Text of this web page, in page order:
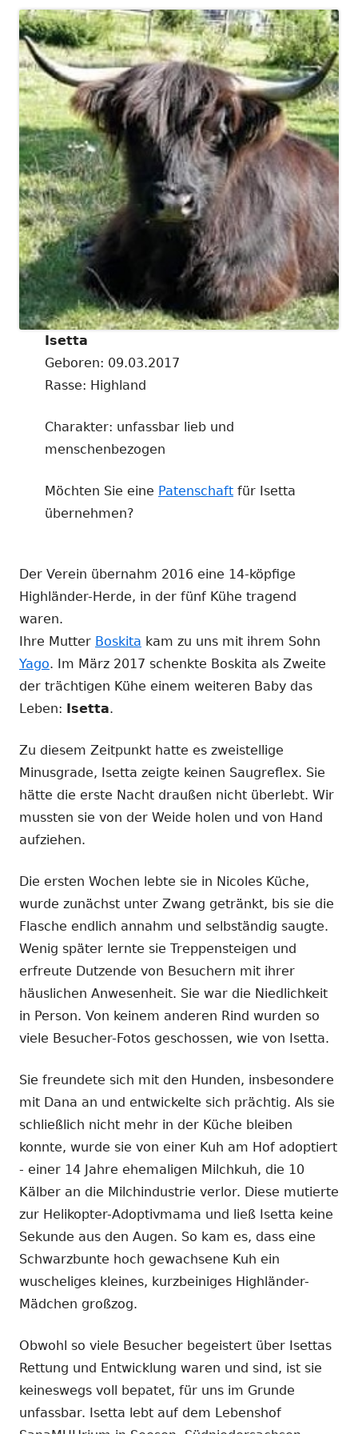
Isetta
Geboren: 09.03.2017
Rasse: Highland
Charakter: unfassbar lieb und
menschenbezogen
Möchten Sie eine Patenschaft für Isetta
übernehmen?
Der Verein übernahm 2016 eine 14-köpfige
Highländer-Herde, in der fünf Kühe tragend
waren.
Ihre Mutter Boskita kam zu uns mit ihrem Sohn
Yago. Im März 2017 schenkte Boskita als Zweite
der trächtigen Kühe einem weiteren Baby das
Leben: Isetta.
Zu diesem Zeitpunkt hatte es zweistellige
Minusgrade, Isetta zeigte keinen Saugreflex. Sie
hätte die erste Nacht draußen nicht überlebt. Wir
mussten sie von der Weide holen und von Hand
aufziehen.
Die ersten Wochen lebte sie in Nicoles Küche,
wurde zunächst unter Zwang getränkt, bis sie die
Flasche endlich annahm und selbständig saugte.
Wenig später lernte sie Treppensteigen und
erfreute Dutzende von Besuchern mit ihrer
häuslichen Anwesenheit. Sie war die Niedlichkeit
in Person. Von keinem anderen Rind wurden so
viele Besucher-Fotos geschossen, wie von Isetta.
Sie freundete sich mit den Hunden, insbesondere
mit Dana an und entwickelte sich prächtig. Als sie
schließlich nicht mehr in der Küche bleiben
konnte, wurde sie von einer Kuh am Hof adoptiert
- einer 14 Jahre ehemaligen Milchkuh, die 10
Kälber an die Milchindustrie verlor. Diese mutierte
zur Helikopter-Adoptivmama und ließ Isetta keine
Sekunde aus den Augen. So kam es, dass eine
Schwarzbunte hoch gewachsene Kuh ein
wuscheliges kleines, kurzbeiniges Highländer-
Mädchen großzog.
Obwohl so viele Besucher begeistert über Isettas
Rettung und Entwicklung waren und sind, ist sie
keineswegs voll bepatet, für uns im Grunde
unfassbar. Isetta lebt auf dem Lebenshof